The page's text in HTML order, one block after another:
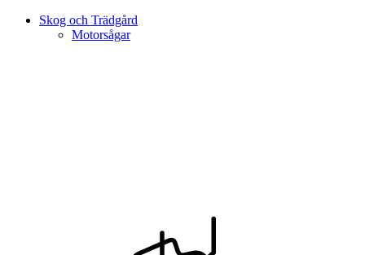
Skog och Trädgård
Motorsågar